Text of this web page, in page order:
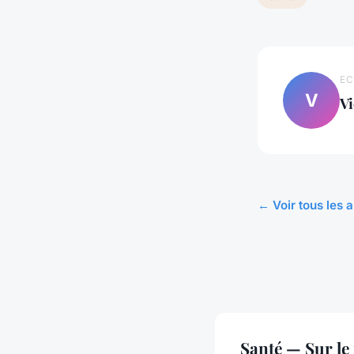
V
← Voir tous les
Santé — Sur le